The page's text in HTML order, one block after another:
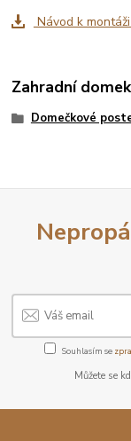
Návod k
Zahradní
Domečkové
Souhlasím se
Můžete se